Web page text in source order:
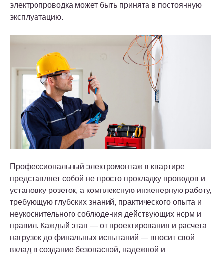
электропроводка может быть принята в постоянную
эксплуатацию.
Профессиональный электромонтаж в квартире
представляет собой не просто прокладку проводов и
установку розеток, а комплексную инженерную работу,
требующую глубоких знаний, практического опыта и
неукоснительного соблюдения действующих норм и
правил. Каждый этап — от проектирования и расчета
нагрузок до финальных испытаний — вносит свой
вклад в создание безопасной, надежной и